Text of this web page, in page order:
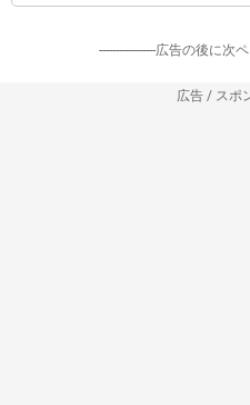
-----------------広告の後に次
広告 / スポ